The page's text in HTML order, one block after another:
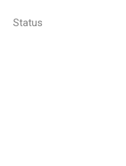
Status